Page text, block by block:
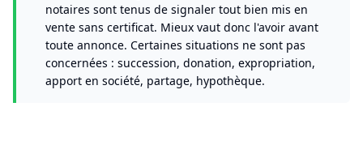
notaires sont tenus de signaler tout bien mis en
vente sans certificat. Mieux vaut donc l'avoir avant
toute annonce. Certaines situations ne sont pas
concernées : succession, donation, expropriation,
apport en société, partage, hypothèque.